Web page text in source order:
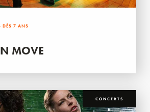
DÈS 7 ANS
MOVE
CONCERTS